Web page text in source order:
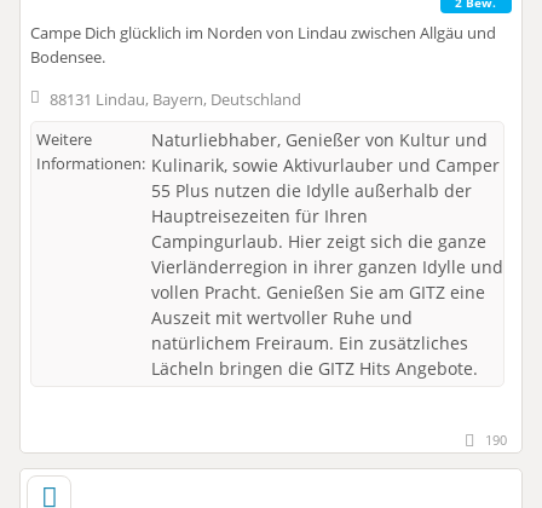
Campe Dich glücklich im Norden von Lindau zwischen Allgäu und
Bodensee.
88131 Lindau, Bayern, Deutschland
Weitere
Informationen:
Naturliebhaber, Genießer von Kultur und
Kulinarik, sowie Aktivurlauber und Camper
55 Plus nutzen die Idylle außerhalb der
Hauptreisezeiten für Ihren
Campingurlaub. Hier zeigt sich die ganze
Vierländerregion in ihrer ganzen Idylle und
vollen Pracht. Genießen Sie am GITZ eine
Auszeit mit wertvoller Ruhe und
natürlichem Freiraum. Ein zusätzliches
Lächeln bringen die GITZ Hits Angebote.
190